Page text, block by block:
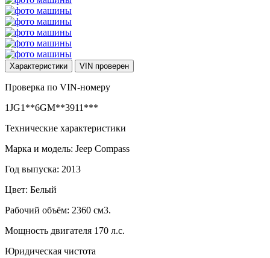
Характеристики VIN проверен
Проверка по VIN-номеру
1JG1**6GM**3911***
Технические характеристики
Марка и модель: Jeep Compass
Год выпуска: 2013
Цвет: Белый
Рабочий объём: 2360 см3.
Мощность двигателя 170 л.с.
Юридическая чистота